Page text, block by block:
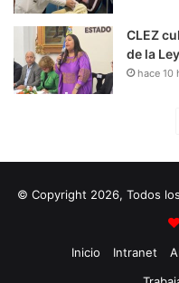
CLEZ
de la
hace 10
© Copyright 2026, Todos
Inicio
Intranet